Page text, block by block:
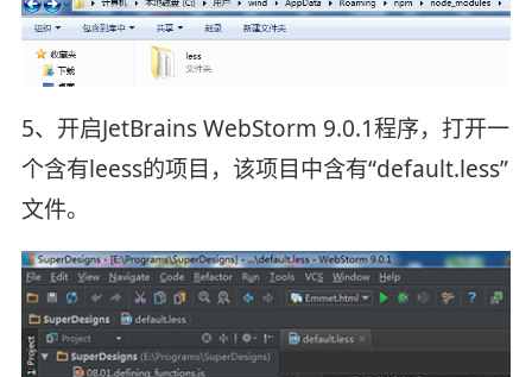
5、开启JetBrains WebStorm 9.0.1程序，打开一
个含有leess的项目，该项目中含有“default.less”
文件。